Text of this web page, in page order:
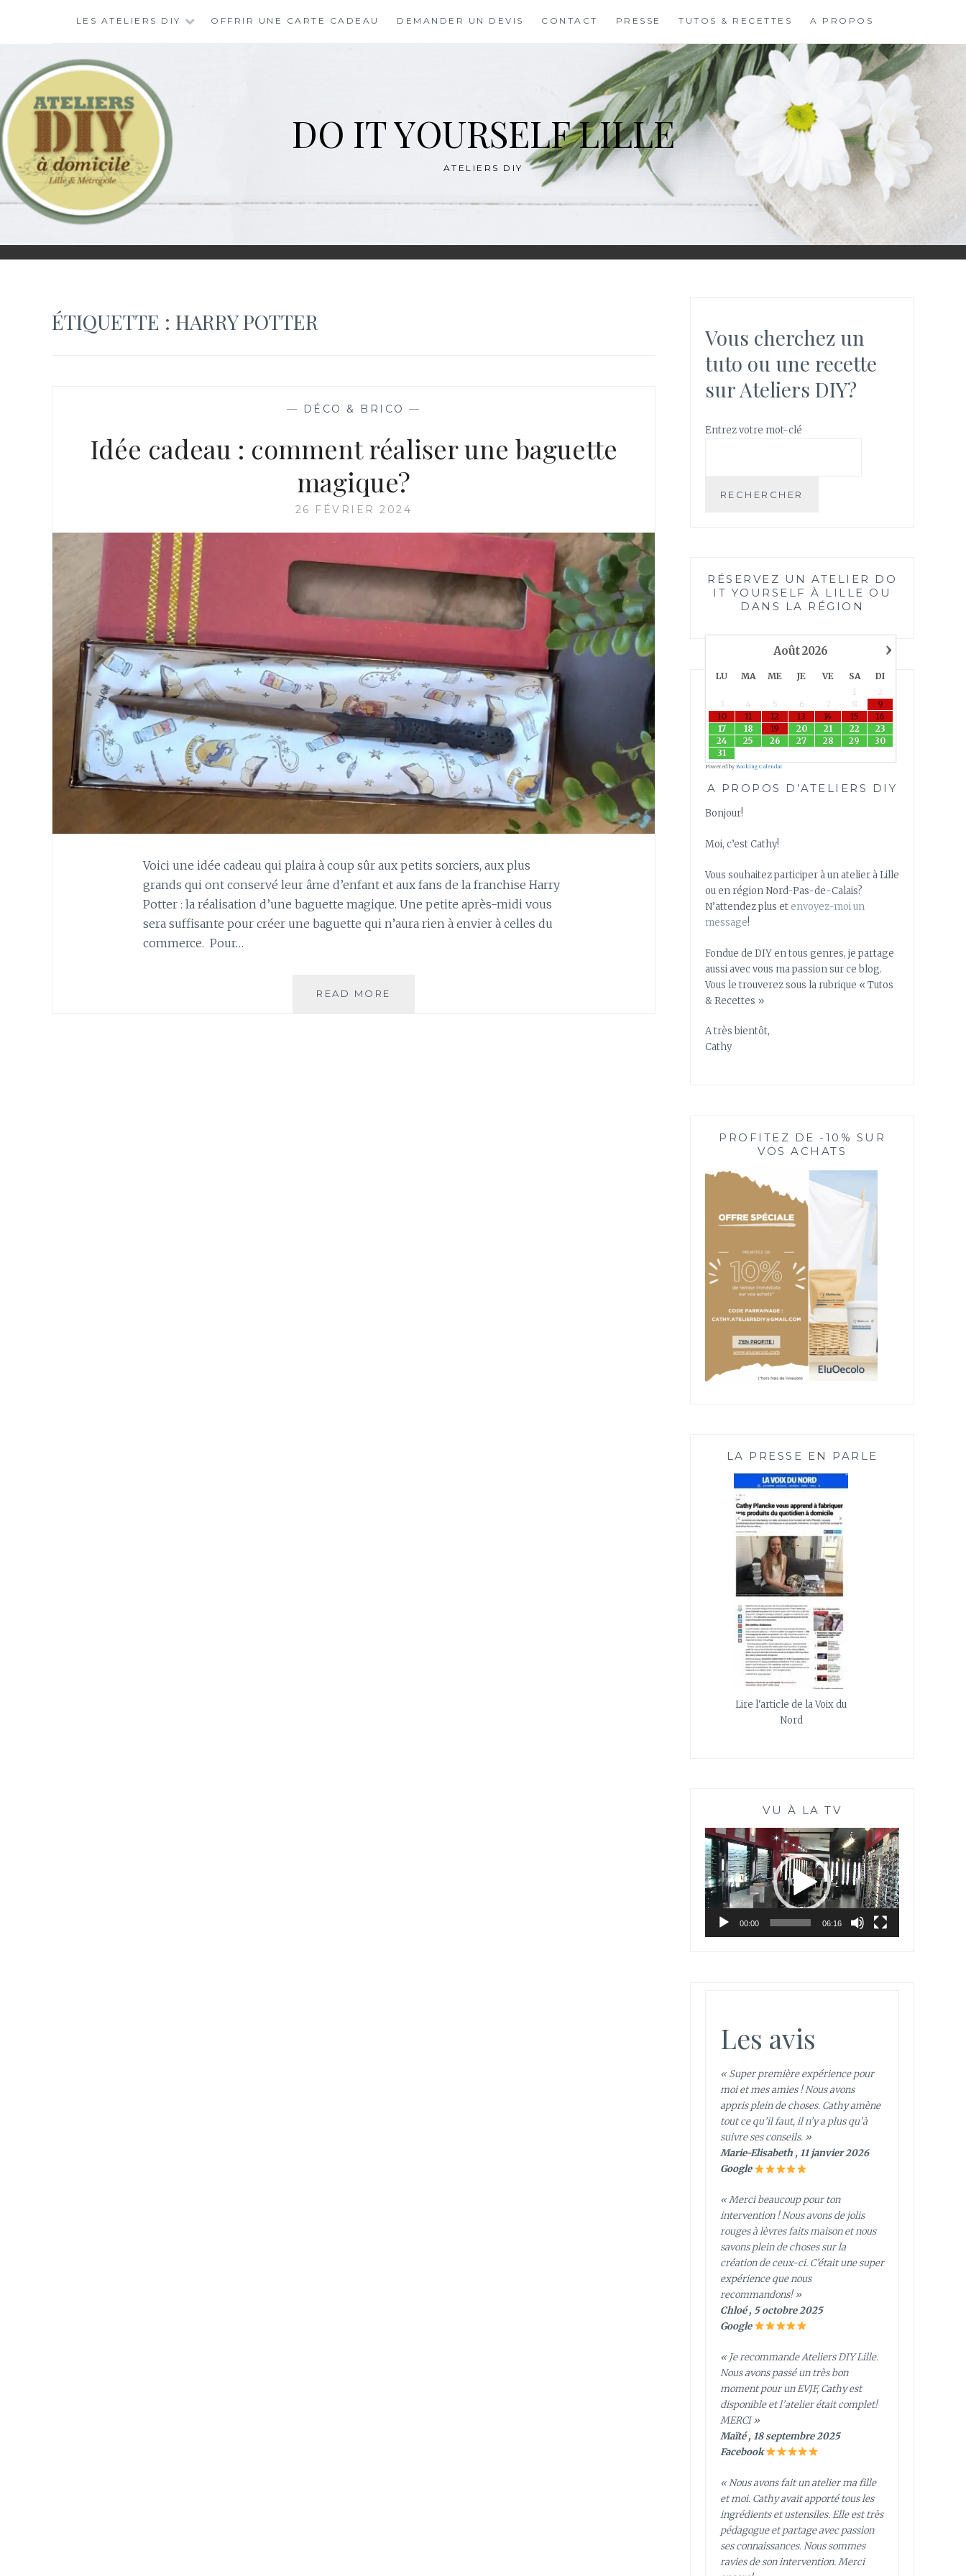
LES ATELIERS DIY OFFRIR UNE CARTE CADEAU DEMANDER UN DEVIS CONTACT PRESSE TUTOS & RECETTES A PROPOS
DO IT YOURSELF LILLE
ATELIERS DIY
ÉTIQUETTE : HARRY POTTER
— DÉCO & BRICO —
Idée cadeau : comment réaliser une baguette
magique?
26 FÉVRIER 2024
Voici une idée cadeau qui plaira à coup sûr aux petits sorciers, aux plus
grands qui ont conservé leur âme d’enfant et aux fans de la franchise Harry
Potter : la réalisation d’une baguette magique. Une petite après-midi vous
sera suffisante pour créer une baguette qui n’aura rien à envier à celles du
commerce. Pour…
READ MORE
Vous cherchez un
tuto ou une recette
sur Ateliers DIY?
Entrez votre mot-clé
RECHERCHER
RÉSERVEZ UN ATELIER DO
IT YOURSELF À LILLE OU
DANS LA RÉGION
›
Août2026
LU MA ME JE VE SA
DI
1
2
3
4 5 6 7 8
9
10
11 12 13 14 15
16
17
18 19 20 21 22
23
24
25 26 27 28 29
30
31
Powered by Booking Calendar
A PROPOS D’ATELIERS DIY
Bonjour!
Moi, c’est Cathy!
Vous souhaitez participer à un atelier à Lille
ou en région Nord-Pas-de-Calais?
N’attendez plus et envoyez-moi un
message!
Fondue de DIY en tous genres, je partage
aussi avec vous ma passion sur ce blog.
Vous le trouverez sous la rubrique « Tutos
& Recettes »
A très bientôt,
Cathy
PROFITEZ DE -10% SUR
VOS ACHATS
LA PRESSE EN PARLE
Lire l'article de la Voix du
Nord
VU À LA TV
Lecteur
vidéo
00:00 06:16
Les avis
« Super première expérience pour
moi et mes amies ! Nous avons
appris plein de choses. Cathy amène
tout ce qu’il faut, il n’y a plus qu’à
suivre ses conseils. »
Marie-Elisabeth , 11 janvier 2026
Google
« Merci beaucoup pour ton
intervention ! Nous avons de jolis
rouges à lèvres faits maison et nous
savons plein de choses sur la
création de ceux-ci. C’était une super
expérience que nous
recommandons! »
Chloé , 5 octobre 2025
Google
« Je recommande Ateliers DIY Lille.
Nous avons passé un très bon
moment pour un EVJF, Cathy est
disponible et l’atelier était complet!
MERCI »
Maïté , 18 septembre 2025
Facebook
« Nous avons fait un atelier ma fille
et moi. Cathy avait apporté tous les
ingrédients et ustensiles. Elle est très
pédagogue et partage avec passion
ses connaissances. Nous sommes
ravies de son intervention. Merci